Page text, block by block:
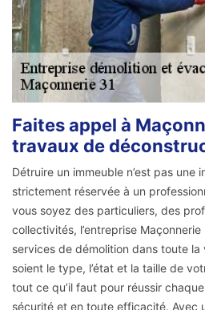
Faites appel à
travaux de
Détruire un immeuble n’est pas
strictement réservée à un
vous soyez des particuliers, des
collectivités, l’entreprise
services de démolition dans toute la
soient le type, l’état et la taille de
tout ce qu’il faut pour réussir
sécurité et en toute efficacité. Avec